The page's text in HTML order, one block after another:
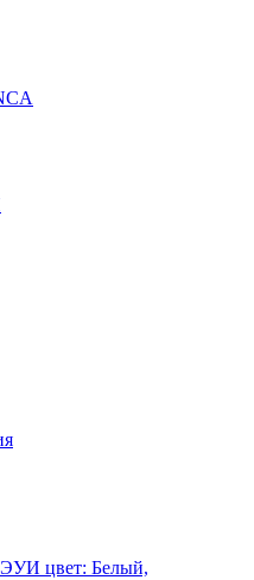
ЭУИ цвет: Белый,